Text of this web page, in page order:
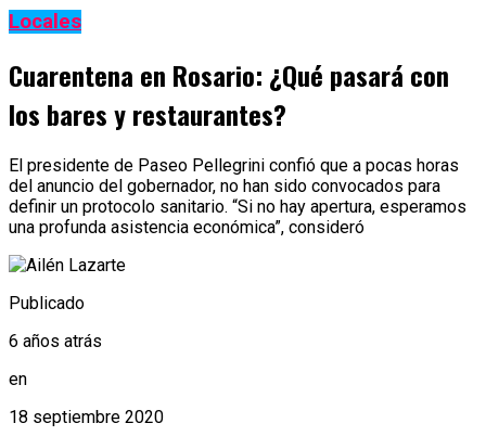
Locales
Cuarentena en Rosario: ¿Qué pasará con
los bares y restaurantes?
El presidente de Paseo Pellegrini confió que a pocas horas
del anuncio del gobernador, no han sido convocados para
definir un protocolo sanitario. “Si no hay apertura, esperamos
una profunda asistencia económica”, consideró
Publicado
6 años atrás
en
18 septiembre 2020